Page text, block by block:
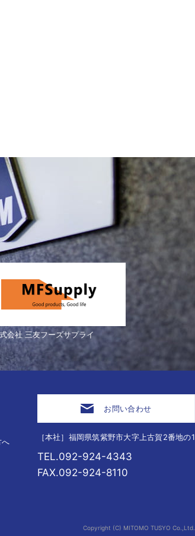
会社 三友フーズサプライ
へ
お問い合わせ
［本社］福岡県筑紫野市大字上古賀2番地の1
TEL.092-924-4343
FAX.092-924-8110
Copyright (C) MITOMO TUSYO Co.,Ltd.